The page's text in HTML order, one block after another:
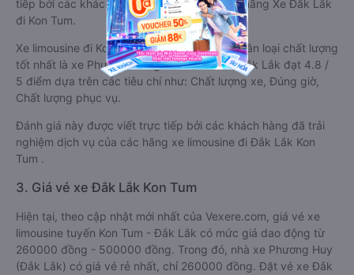
tiếp bởi các khách hàng đã trải nghiệm các hãng Xe Đắk Lắk
đi Kon Tum.
Xe limousine đi Kon Tum từ Đắk Lắk được phân loại chất lượng
tốt nhất là xe Phương Trang đi Kon Tum từ Đắk Lắk đạt 4.8 /
5 điểm dựa trên các tiêu chí như: Chất lượng xe, Đúng giờ,
Chất lượng phục vụ.
Đánh giá này được viết trực tiếp bởi các khách hàng đã trải
nghiệm dịch vụ của các hãng xe limousine đi Đắk Lắk Kon
Tum .
3. Giá vé xe Đắk Lắk Kon Tum
Hiện tại, theo cập nhật mới nhất của Vexere.com, giá vé xe
limousine tuyến Kon Tum - Đắk Lắk có mức giá dao động từ
260000 đồng - 500000 đồng. Trong đó, nhà xe Phương Huy
(Đắk Lắk) có giá vé rẻ nhất, chỉ 260000 đồng. Đặt vé xe Đắk